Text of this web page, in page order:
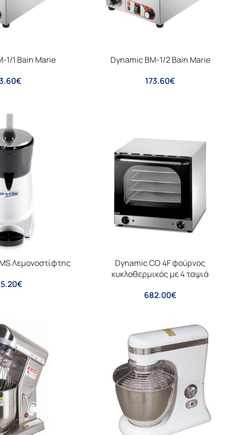
1/1 Bain Marie
€
Dynamic BM-1/2 Bain Marie
173.60€
Λεμονοστίφτης
€
Dynamic CO 4F φούρνος
κυκλοθερμικός με 4 ταψιά
682.00€